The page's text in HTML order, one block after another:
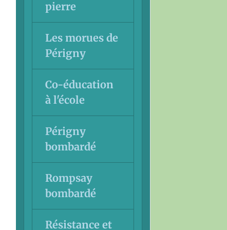
pierre
Les morues de
Périgny
Co-éducation
à l'école
Périgny
bombardé
Rompsay
bombardé
Résistance et